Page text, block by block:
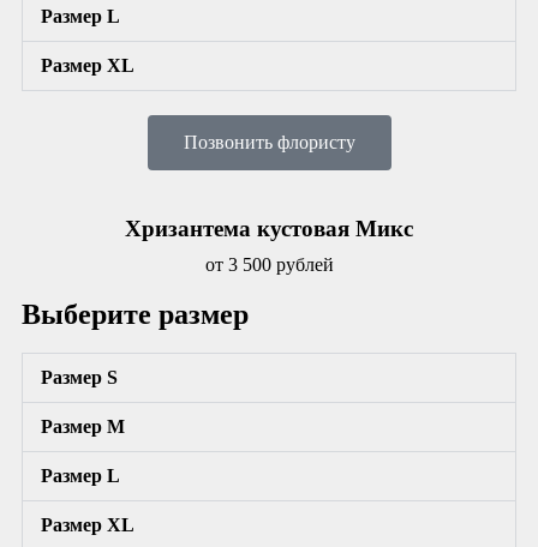
Размер L
Размер XL
Позвонить флористу
Хризантема кустовая Микс
от 3 500 рублей
Выберите размер
Размер S
Размер М
Размер L
Размер XL